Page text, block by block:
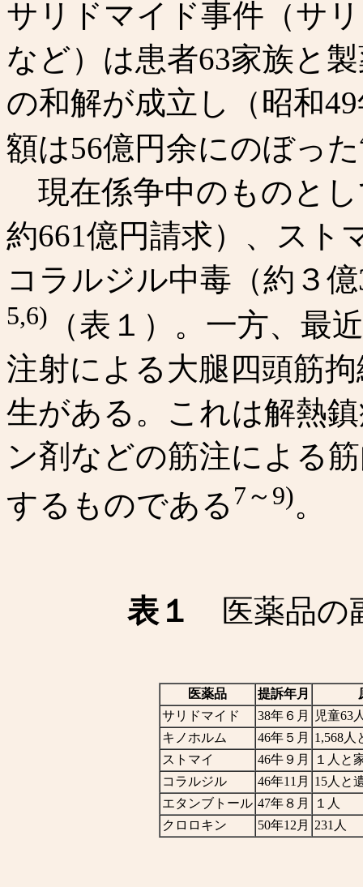
サリドマイド事件（サ
など）は患者63家族と
の和解が成立し（昭和
額は56億円余にのぼった
現在係争中のものと
約661億円請求）、スト
コラルジル中毒（約３
5,6)
（表１）。一方、最
注射による大腿四頭筋
生がある。これは解熱
ン剤などの筋注による
するものである 7～9)。
表１ 医薬品の
医薬品 提訴年月
サリドマイド
38年６月
児童63
キノホルム
46年５月
1,568人
ストマイ
46牛９月
１人と
コラルジル
46年11月
15人と
エタンブトール 47年８月
１人
クロロキン
50年12月 231人